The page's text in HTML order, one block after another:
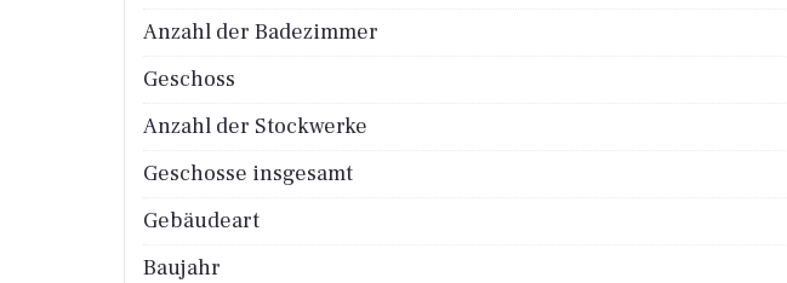
Anzahl der Badezimmer
Geschoss
Anzahl der Stockwerke
Geschosse insgesamt
Gebäudeart
Baujahr